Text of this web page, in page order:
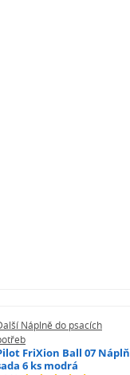
Náplně do psacích
FriXion Ball 07 Náplň
6 ks modrá